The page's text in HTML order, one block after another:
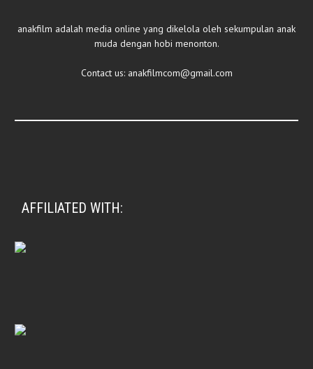
anakfilm adalah media online yang dikelola oleh sekumpulan anak
muda dengan hobi menonton.
Contact us: anakfilmcom@gmail.com
AFFILIATED WITH: